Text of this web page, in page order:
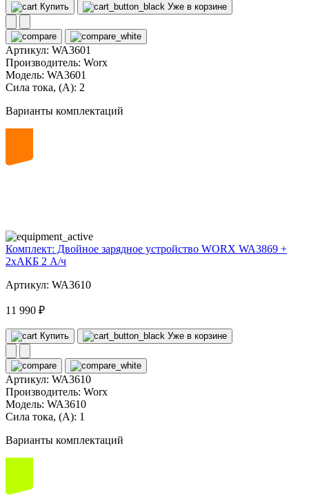
Купить Уже в корзине
Артикул: WA3601
Производитель: Worx
Модель: WA3601
Сила тока, (А): 2
Варианты комплектаций
Комплект: Двойное зарядное устройство WORX WA3869 +
2xАКБ 2 А/ч
Артикул: WA3610
11 990 ₽
Купить Уже в корзине
Артикул: WA3610
Производитель: Worx
Модель: WA3610
Сила тока, (А): 1
Варианты комплектаций